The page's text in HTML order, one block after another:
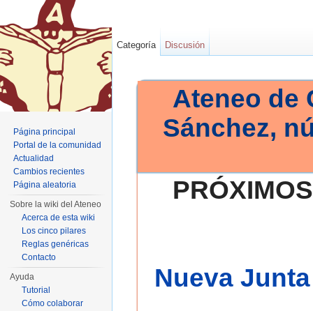
Ateneo de
Sánchez,
Nueva
Categoría Discusión
Página principal
Portal de la comunidad
Actualidad
Cambios recientes
Página aleatoria
Sobre la wiki del Ateneo
Acerca de esta wiki
Los cinco pilares
Reglas genéricas
Contacto
Ayuda
Tutorial
Cómo colaborar